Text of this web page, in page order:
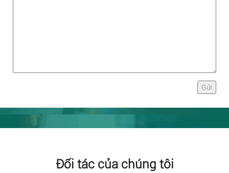
Đối tác của chúng tôi